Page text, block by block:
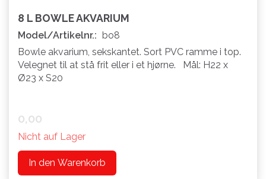
8 L BOWLE AKVARIUM
Model/Artikelnr.: bo8
Bowle akvarium, sekskantet. Sort PVC ramme i top.
Velegnet til at stå frit eller i et hjørne. Mål: H22 x
Ø23 x S20
0,00
Nicht auf Lager
In den Warenkorb